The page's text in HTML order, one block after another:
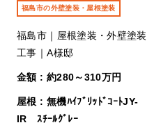
福島市の外壁塗装・屋根塗装
福島市｜屋根塗装・外壁塗装
工事｜A様邸
金額 : 約280～310万円
屋根 : 無機ﾊｲﾌﾞﾘｯﾄﾞｺｰﾄJY-
IR ｽﾁｰﾙｸﾞﾚｰ